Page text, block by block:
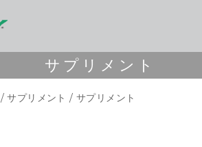
サプリメント
/サプリメント / サプリメント